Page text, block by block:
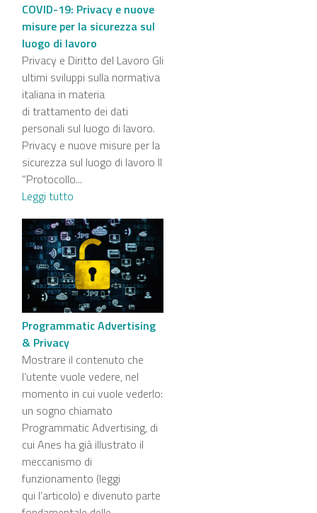
COVID-19: Privacy e nuove
misure per la sicurezza sul
luogo di lavoro
Privacy e Diritto del Lavoro Gli
ultimi sviluppi sulla normativa
italiana in materia
di trattamento dei dati
personali sul luogo di lavoro.
Privacy e nuove misure per la
sicurezza sul luogo di lavoro Il
“Protocollo...
Leggi tutto
Programmatic Advertising
& Privacy
Mostrare il contenuto che
l’utente vuole vedere, nel
momento in cui vuole vederlo:
un sogno chiamato
Programmatic Advertising, di
cui Anes ha già illustrato il
meccanismo di
funzionamento (leggi
qui l’articolo) e divenuto parte